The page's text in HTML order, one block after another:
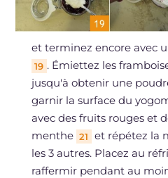
et terminez encore avec
19 . Émiettez les
jusqu'à obtenir une
garnir la surface du
avec des fruits rouges et
menthe 21
et répétez la
les 3 autres. Placez au
raffermir pendant au